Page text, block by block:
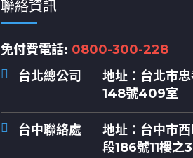
聯絡資訊
免付費電話: 0800-300-228
台北總公司
地址： 台北市
148號409室
台中聯絡處 地址： 台中市
段186號11樓之3